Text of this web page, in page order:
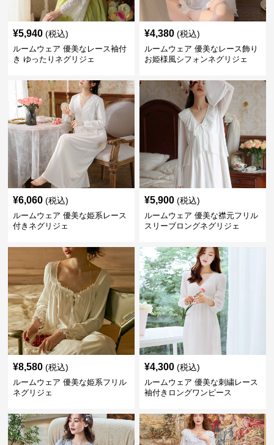
¥5,940 (税込)
ルームウェア 優美なレース袖付
き ゆったりネグリジェ
¥4,380 (税込)
ルームウェア 優美なレース飾り
お姫様風シフォンネグリジェ
¥6,060 (税込)
ルームウェア 優美な姫系レース
付きネグリジェ
¥5,900 (税込)
ルームウェア 優美な襟元フリル
スリーブロングネグリジェ
¥8,580 (税込)
ルームウェア 優美な姫系フリル
ネグリジェ
¥4,300 (税込)
ルームウェア 優美な刺繍レース
袖付きロングワンピース